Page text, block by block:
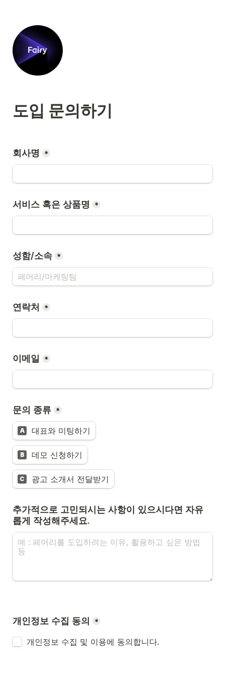
도입 문의하기
회사명 *
서비스 혹은 상품명 *
성함/소속 *
연락처 *
이메일 *
문의 종류 *
A 대표와 미팅하기
B 데모 신청하기
C 광고 소개서 전달받기
추가적으로 고민되시는 사항이 있으시다면 자유
롭게 작성해주세요.
개인정보 수집 동의 *
개인정보 수집 및 이용에 동의합니다.